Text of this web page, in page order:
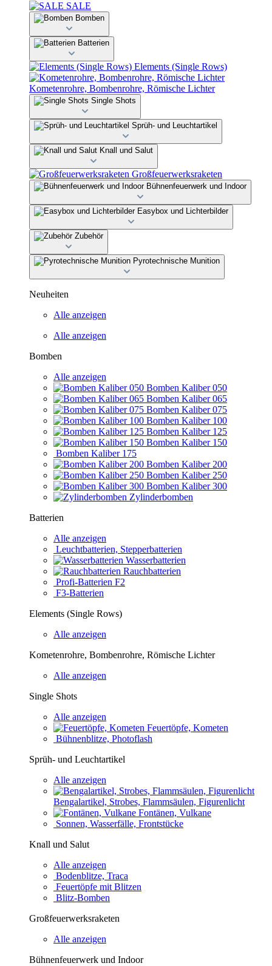
SALE
Bomben
Batterien
Elements (Single Rows)
Kometenrohre, Bombenrohre, Römische Lichter
Single Shots
Sprüh- und Leuchtartikel
Knall und Salut
Großfeuerwerksraketen
Bühnenfeuerwerk und Indoor
Easybox und Lichterbilder
Zubehör
Pyrotechnische Munition
Neuheiten
Alle anzeigen
Alle anzeigen
Bomben
Alle anzeigen
Bomben Kaliber 050
Bomben Kaliber 065
Bomben Kaliber 075
Bomben Kaliber 100
Bomben Kaliber 125
Bomben Kaliber 150
Bomben Kaliber 175
Bomben Kaliber 200
Bomben Kaliber 250
Bomben Kaliber 300
Zylinderbomben
Batterien
Alle anzeigen
Leuchtbatterien, Stepperbatterien
Wasserbatterien
Rauchbatterien
Profi-Batterien F2
F3-Batterien
Elements (Single Rows)
Alle anzeigen
Kometenrohre, Bombenrohre, Römische Lichter
Alle anzeigen
Single Shots
Alle anzeigen
Feuertöpfe, Kometen
Bühnenblitze, Photoflash
Sprüh- und Leuchtartikel
Alle anzeigen
Bengalartikel, Strobes, Flammsäulen, Figurenlicht
Fontänen, Vulkane
Sonnen, Wasserfälle, Frontstücke
Knall und Salut
Alle anzeigen
Bodenblitze, Traca
Feuertöpfe mit Blitzen
Blitz-Bomben
Großfeuerwerksraketen
Alle anzeigen
Bühnenfeuerwerk und Indoor